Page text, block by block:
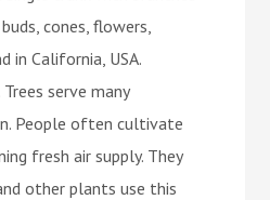
cones, flowers,
in California, USA.
serve many
People often cultivate
fresh air supply. They
other plants use this